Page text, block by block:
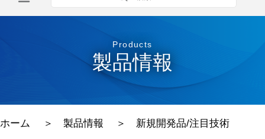
Products
製品情報
ホーム ＞ 製品情報 ＞ 新規開発品/注目技術